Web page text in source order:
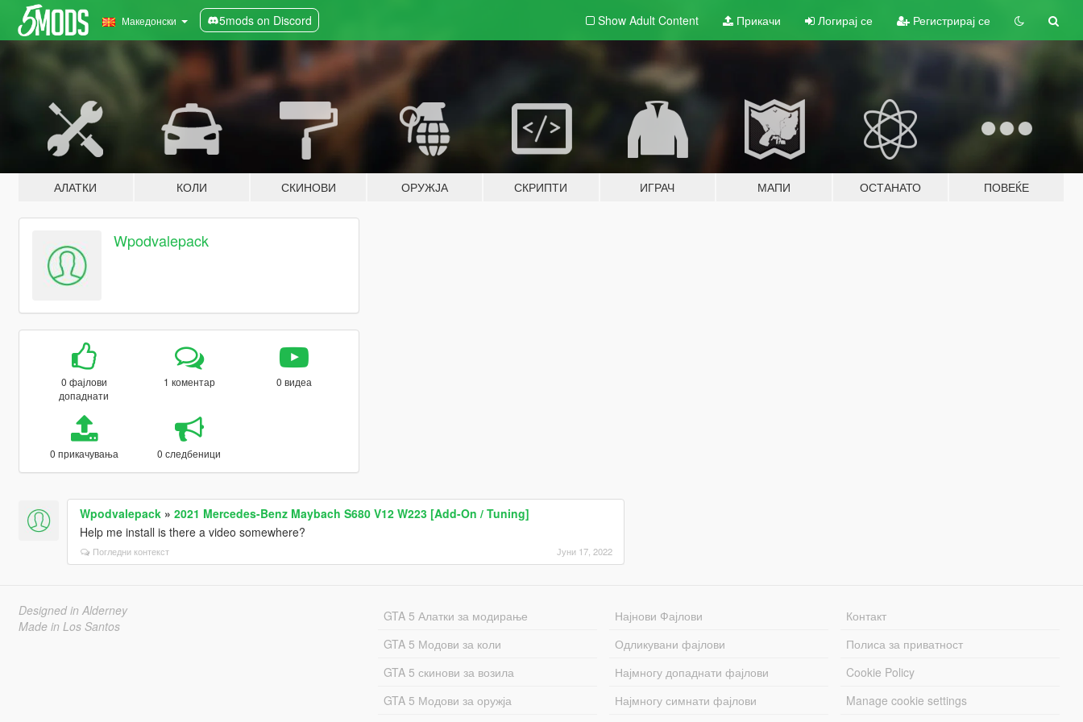
Македонски 5mods on Discord Show Adult Content Прикачи Логирај се Регистрирај се
АЛАТКИ КОЛИ СКИНОВИ ОРУЖЈА СКРИПТИ ИГРАЧ МАПИ ОСТАНАТО ПОВЕЌЕ
Wpodvalepack
0 фајлови
допаднати
1 коментар 0 видеа
0 прикачувања 0 следбеници
Wpodvalepack» 2021 Mercedes-Benz Maybach S680 V12 W223 [Add-On / Tuning]
Help me install is there a video somewhere?
Погледни контекст Јуни 17, 2022
Designed in Alderney
Made in Los Santos
GTA 5 Алатки за модирање
GTA 5 Модови за коли
GTA 5 скинови за возила
GTA 5 Модови за оружја
Најнови Фајлови
Одликувани фајлови
Најмногу допаднати фајлови
Најмногу симнати фајлови
Контакт
Полиса за приватност
Cookie Policy
Manage cookie settings